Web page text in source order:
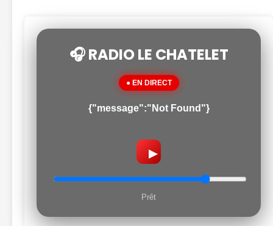
🎧 RADIO LE CHATELET
● EN DIRECT
{"message":"Not Found"}
▶
Prêt